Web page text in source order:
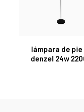
lámpara de pie
denzel 24w